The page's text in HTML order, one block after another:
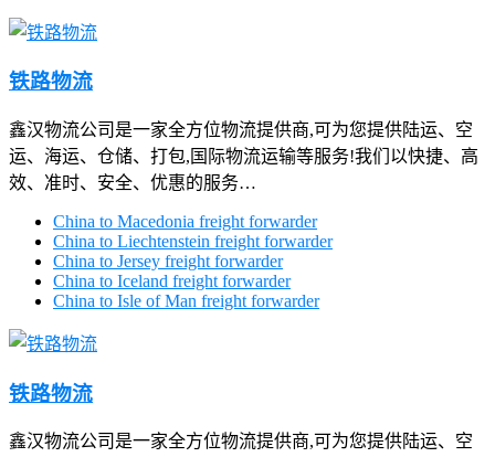
铁路物流
鑫汉物流公司是一家全方位物流提供商,可为您提供陆运、空
运、海运、仓储、打包,国际物流运输等服务!我们以快捷、高
效、准时、安全、优惠的服务…
China to Macedonia freight forwarder
China to Liechtenstein freight forwarder
China to Jersey freight forwarder
China to Iceland freight forwarder
China to Isle of Man freight forwarder
铁路物流
鑫汉物流公司是一家全方位物流提供商,可为您提供陆运、空